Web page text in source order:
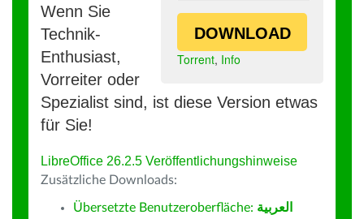
DOWNLOAD
Torrent, Info
Wenn Sie
Technik-
Enthusiast,
Vorreiter oder
Spezialist sind, ist diese Version etwas
für Sie!
LibreOffice 26.2.5 Veröffentlichungshinweise
Zusätzliche Downloads:
Übersetzte Benutzeroberfläche: العربية